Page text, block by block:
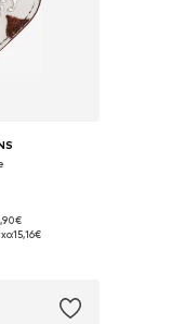
One Size
15,16€